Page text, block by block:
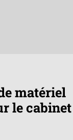
matériel
le cabinet